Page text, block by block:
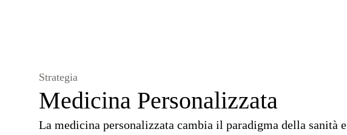
Strategia
Medicina Personalizzata
La medicina personalizzata cambia il paradigma della sanità e